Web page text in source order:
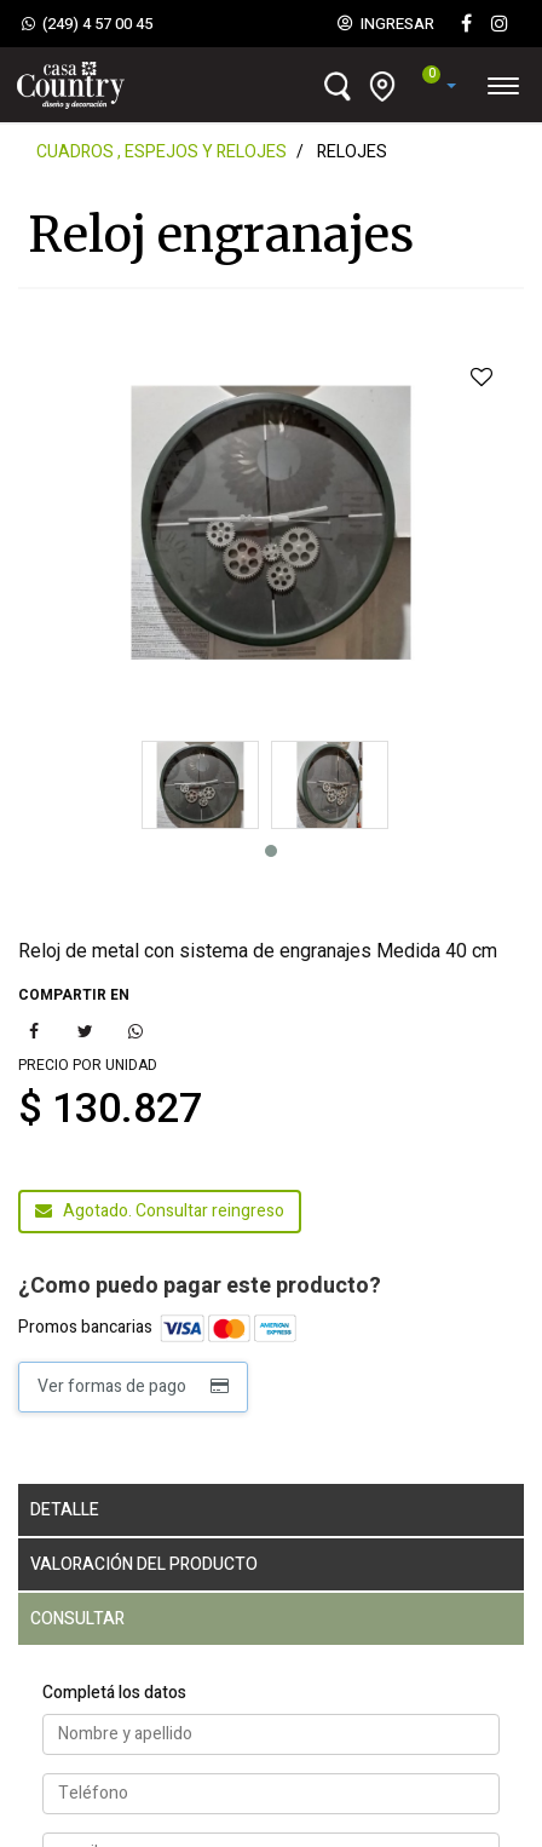
(249) 4 57 00 45 INGRESAR
0
CUADROS , ESPEJOS Y RELOJES RELOJES
Reloj engranajes
Reloj de metal con sistema de engranajes Medida 40 cm
COMPARTIR EN
PRECIO POR UNIDAD
$ 130.827
Agotado. Consultar reingreso
¿Como puedo pagar este producto?
Promos bancarias
Ver formas de pago
DETALLE
VALORACIÓN DEL PRODUCTO
CONSULTAR
Completá los datos